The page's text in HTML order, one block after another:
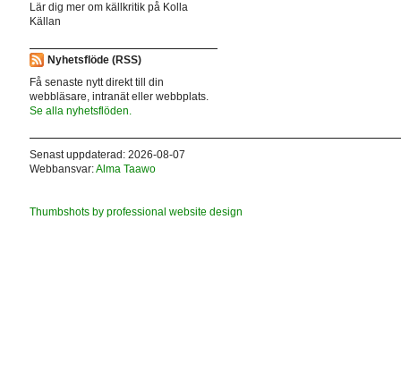
Lär dig mer om källkritik på Kolla
Källan
Nyhetsflöde (RSS)
Få senaste nytt direkt till din
webbläsare, intranät eller webbplats.
Se alla nyhetsflöden.
Senast uppdaterad: 2026-08-07
Webbansvar:Alma Taawo
Thumbshots by professional website design